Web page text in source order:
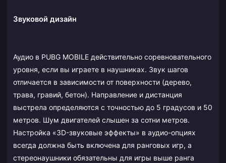
Звуковой дизайн
Аудио в PUBG MOBILE действительно соревновательного
уровня, если вы играете в наушниках. Звук шагов
отличается в зависимости от поверхности (дерево,
трава, гравий, бетон). Направление и дистанция
выстрела определяются с точностью до 5 градусов и 50
метров. Шум двигателей слышен за сотни метров.
Настройка «3D-звуковые эффекты» в аудио-опциях
всегда должна быть включена для ранговых игр, а
стереонаушники обязательны для игры выше ранга